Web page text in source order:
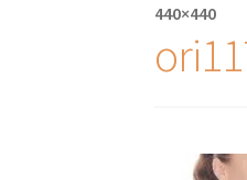
440×440